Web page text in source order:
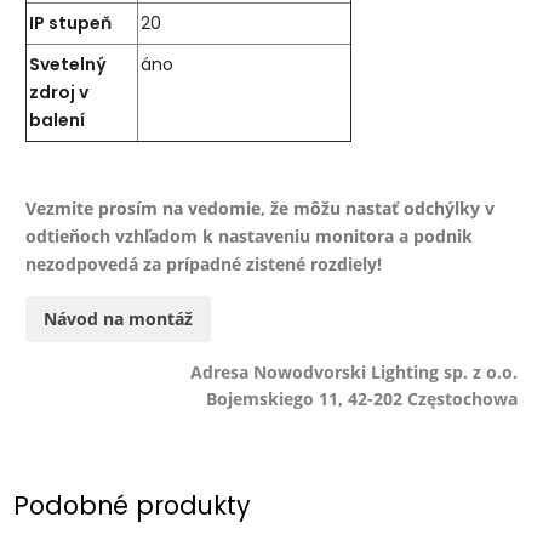
IP stupeň
20
Svetelný
zdroj v
balení
áno
Vezmite prosím na vedomie, že môžu nastať odchýlky v
odtieňoch vzhľadom k nastaveniu monitora a podnik
nezodpovedá za prípadné zistené rozdiely!
Návod na montáž
Adresa Nowodvorski Lighting sp. z o.o.
Bojemskiego 11, 42-202 Częstochowa
Podobné produkty